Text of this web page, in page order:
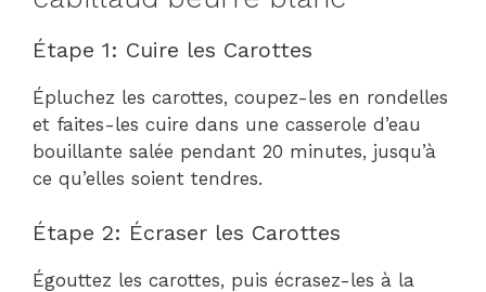
Étape 1: Cuire les Carottes
Épluchez les carottes, coupez-les en rondelles
et faites-les cuire dans une casserole d’eau
bouillante salée pendant 20 minutes, jusqu’à
ce qu’elles soient tendres.
Étape 2: Écraser les Carottes
Égouttez les carottes, puis écrasez-les à la